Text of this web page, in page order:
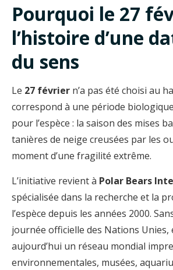
Pourquoi le 27
l’histoire d’une
du sens
Le 27 février n’a pas été choisi au
correspond à une période
pour l’espèce : la saison des mises
tanières de neige creusées par les
moment d’une fragilité extrême.
L’initiative revient à Polar Bears
spécialisée dans la recherche et la
l’espèce depuis les années 2000.
journée officielle des Nations Unies,
aujourd’hui un réseau mondial
environnementales, musées,